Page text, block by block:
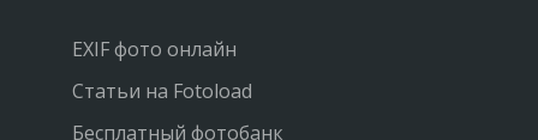
EXIF фото онлайн
Статьи на Fotoload
Бесплатный фотобанк